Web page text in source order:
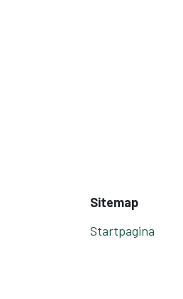
Sitemap
Startpagina